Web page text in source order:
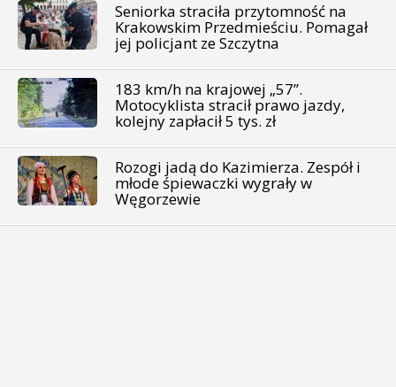
Seniorka straciła przytomność na
Krakowskim Przedmieściu. Pomagał
jej policjant ze Szczytna
183 km/h na krajowej „57”.
Motocyklista stracił prawo jazdy,
kolejny zapłacił 5 tys. zł
Rozogi jadą do Kazimierza. Zespół i
młode śpiewaczki wygrały w
Węgorzewie